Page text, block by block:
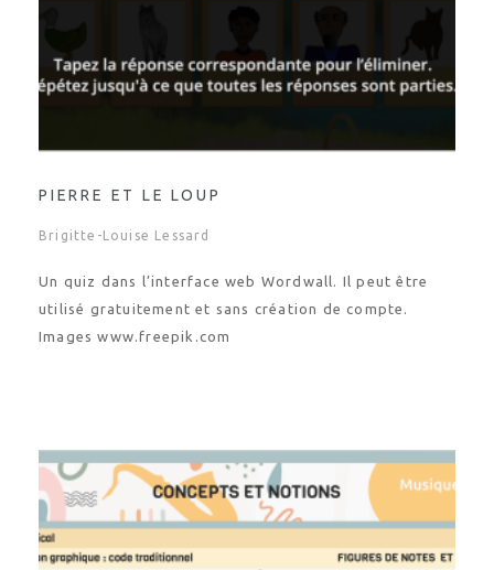
PIERRE ET LE LOUP
Brigitte-Louise Lessard
Un quiz dans l’interface web Wordwall. Il peut être
utilisé gratuitement et sans création de compte.
Images www.freepik.com